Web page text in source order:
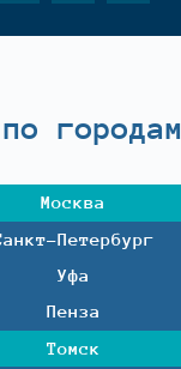
городам
Москва
Петербург
Уфа
Пенза
Томск